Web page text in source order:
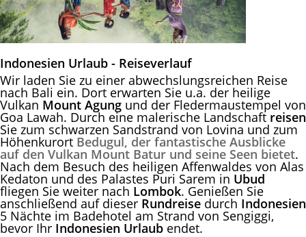
Indonesien Urlaub - Reiseverlauf
Wir laden Sie zu einer abwechslungsreichen Reise
nach Bali ein. Dort erwarten Sie u.a. der heilige
Vulkan Mount Agung und der Fledermaustempel von
Goa Lawah. Durch eine malerische Landschaft reisen
Sie zum schwarzen Sandstrand von Lovina und zum
Höhenkurort Bedugul, der fantastische Ausblicke
auf den Vulkan Mount Batur und seine Seen bietet.
Nach dem Besuch des heiligen Affenwaldes von Alas
Kedaton und des Palastes Puri Sarem in Ubud
fliegen Sie weiter nach Lombok. Genießen Sie
anschließend auf dieser Rundreise durch Indonesien
5 Nächte im Badehotel am Strand von Sengiggi,
bevor Ihr Indonesien Urlaub endet.